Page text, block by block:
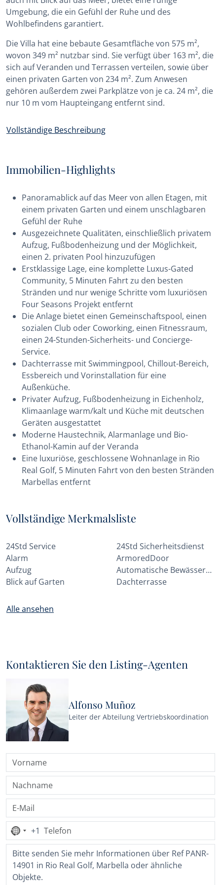
Umgebung, die ein Gefühl der Ruhe und des
Wohlbefindens garantiert.
Die Villa hat eine bebaute Gesamtfläche von 575 m²,
wovon 349 m² nutzbar sind. Sie verfügt über 163 m², die
sich auf Veranden und Terrassen verteilen, sowie über
einen privaten Garten von 234 m². Zum Anwesen
gehören außerdem zwei Parkplätze von je ca. 24 m², die
nur 10 m vom Haupteingang entfernt sind.
Vollständige Beschreibung
Immobilien-Highlights
Panoramablick auf das Meer von allen Etagen, mit
einem privaten Garten und einem unschlagbaren
Gefühl der Ruhe
Ausgezeichnete Qualitäten, einschließlich privatem
Aufzug, Fußbodenheizung und der Möglichkeit,
einen 2. privaten Pool hinzuzufügen
Erstklassige Lage, eine komplette Luxus-Gated
Community, 5 Minuten Fahrt zu den besten
Stränden und nur wenige Schritte vom luxuriösen
Four Seasons Projekt entfernt
Die Anlage bietet einen Gemeinschaftspool, einen
sozialen Club oder Coworking, einen Fitnessraum,
einen 24-Stunden-Sicherheits- und Concierge-
Service.
Dachterrasse mit Swimmingpool, Chillout-Bereich,
Essbereich und Vorinstallation für eine
Außenküche.
Privater Aufzug, Fußbodenheizung in Eichenholz,
Klimaanlage warm/kalt und Küche mit deutschen
Geräten ausgestattet
Moderne Haustechnik, Alarmanlage und Bio-
Ethanol-Kamin auf der Veranda
Eine luxuriöse, geschlossene Wohnanlage in Rio
Real Golf, 5 Minuten Fahrt von den besten Stränden
Marbellas entfernt
Vollständige Merkmalsliste
24Std Service
24Std Sicherheitsdienst
Alarm
ArmoredDoor
Aufzug
Automatische Bewässerungsanlage
Blick auf Garten
Dachterrasse
Alle ansehen
Kontaktieren Sie den Listing-Agenten
Alfonso Muñoz
Leiter der Abteilung Vertriebskoordination
Kein
Land
ausgewählt
+1